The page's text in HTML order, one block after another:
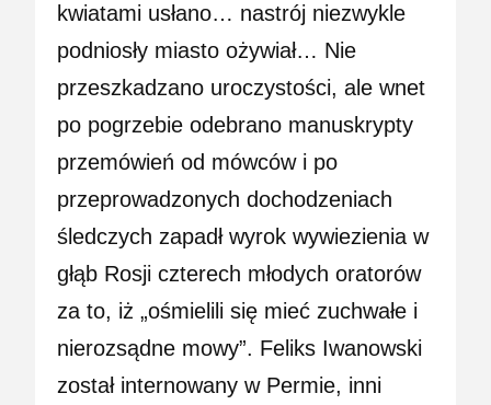
kwiatami usłano… nastrój niezwykle
podniosły miasto ożywiał… Nie
przeszkadzano uroczystości, ale wnet
po pogrzebie odebrano manuskrypty
przemówień od mówców i po
przeprowadzonych dochodzeniach
śledczych zapadł wyrok wywiezienia w
głąb Rosji czterech młodych oratorów
za to, iż „ośmielili się mieć zuchwałe i
nierozsądne mowy”. Feliks Iwanowski
został internowany w Permie, inni